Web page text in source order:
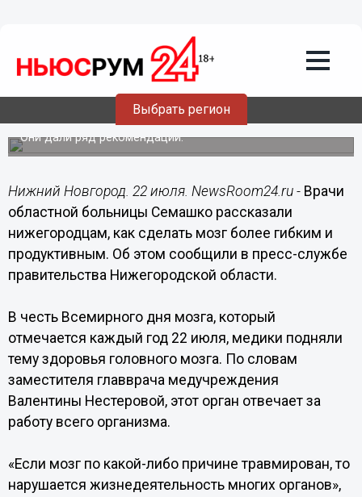
Выбрать регион
22.07.202315:39
Нижегородские врачи рассказали о
необходимых тренировках для мозга
Они дали ряд рекомендаций.
Нижний Новгород. 22 июля. NewsRoom24.ru - Врачи
областной больницы Семашко рассказали
нижегородцам, как сделать мозг более гибким и
продуктивным. Об этом сообщили в пресс-службе
правительства Нижегородской области.
В честь Всемирного дня мозга, который
отмечается каждый год 22 июля, медики подняли
тему здоровья головного мозга. По словам
заместителя главврача медучреждения
Валентины Нестеровой, этот орган отвечает за
работу всего организма.
«Если мозг по какой-либо причине травмирован, то
нарушается жизнедеятельность многих органов»,